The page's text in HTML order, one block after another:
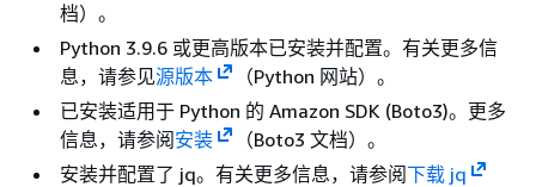
档）。
Python 3.9.6 或更高版本已安装并配置。有关更多信
息，请参见源版本
（Python 网站）。
已安装适用于 Python 的 Amazon SDK (Boto3)。更多
信息，请参阅安装
（Boto3 文档）。
安装并配置了 jq。有关更多信息，请参阅下载 jq